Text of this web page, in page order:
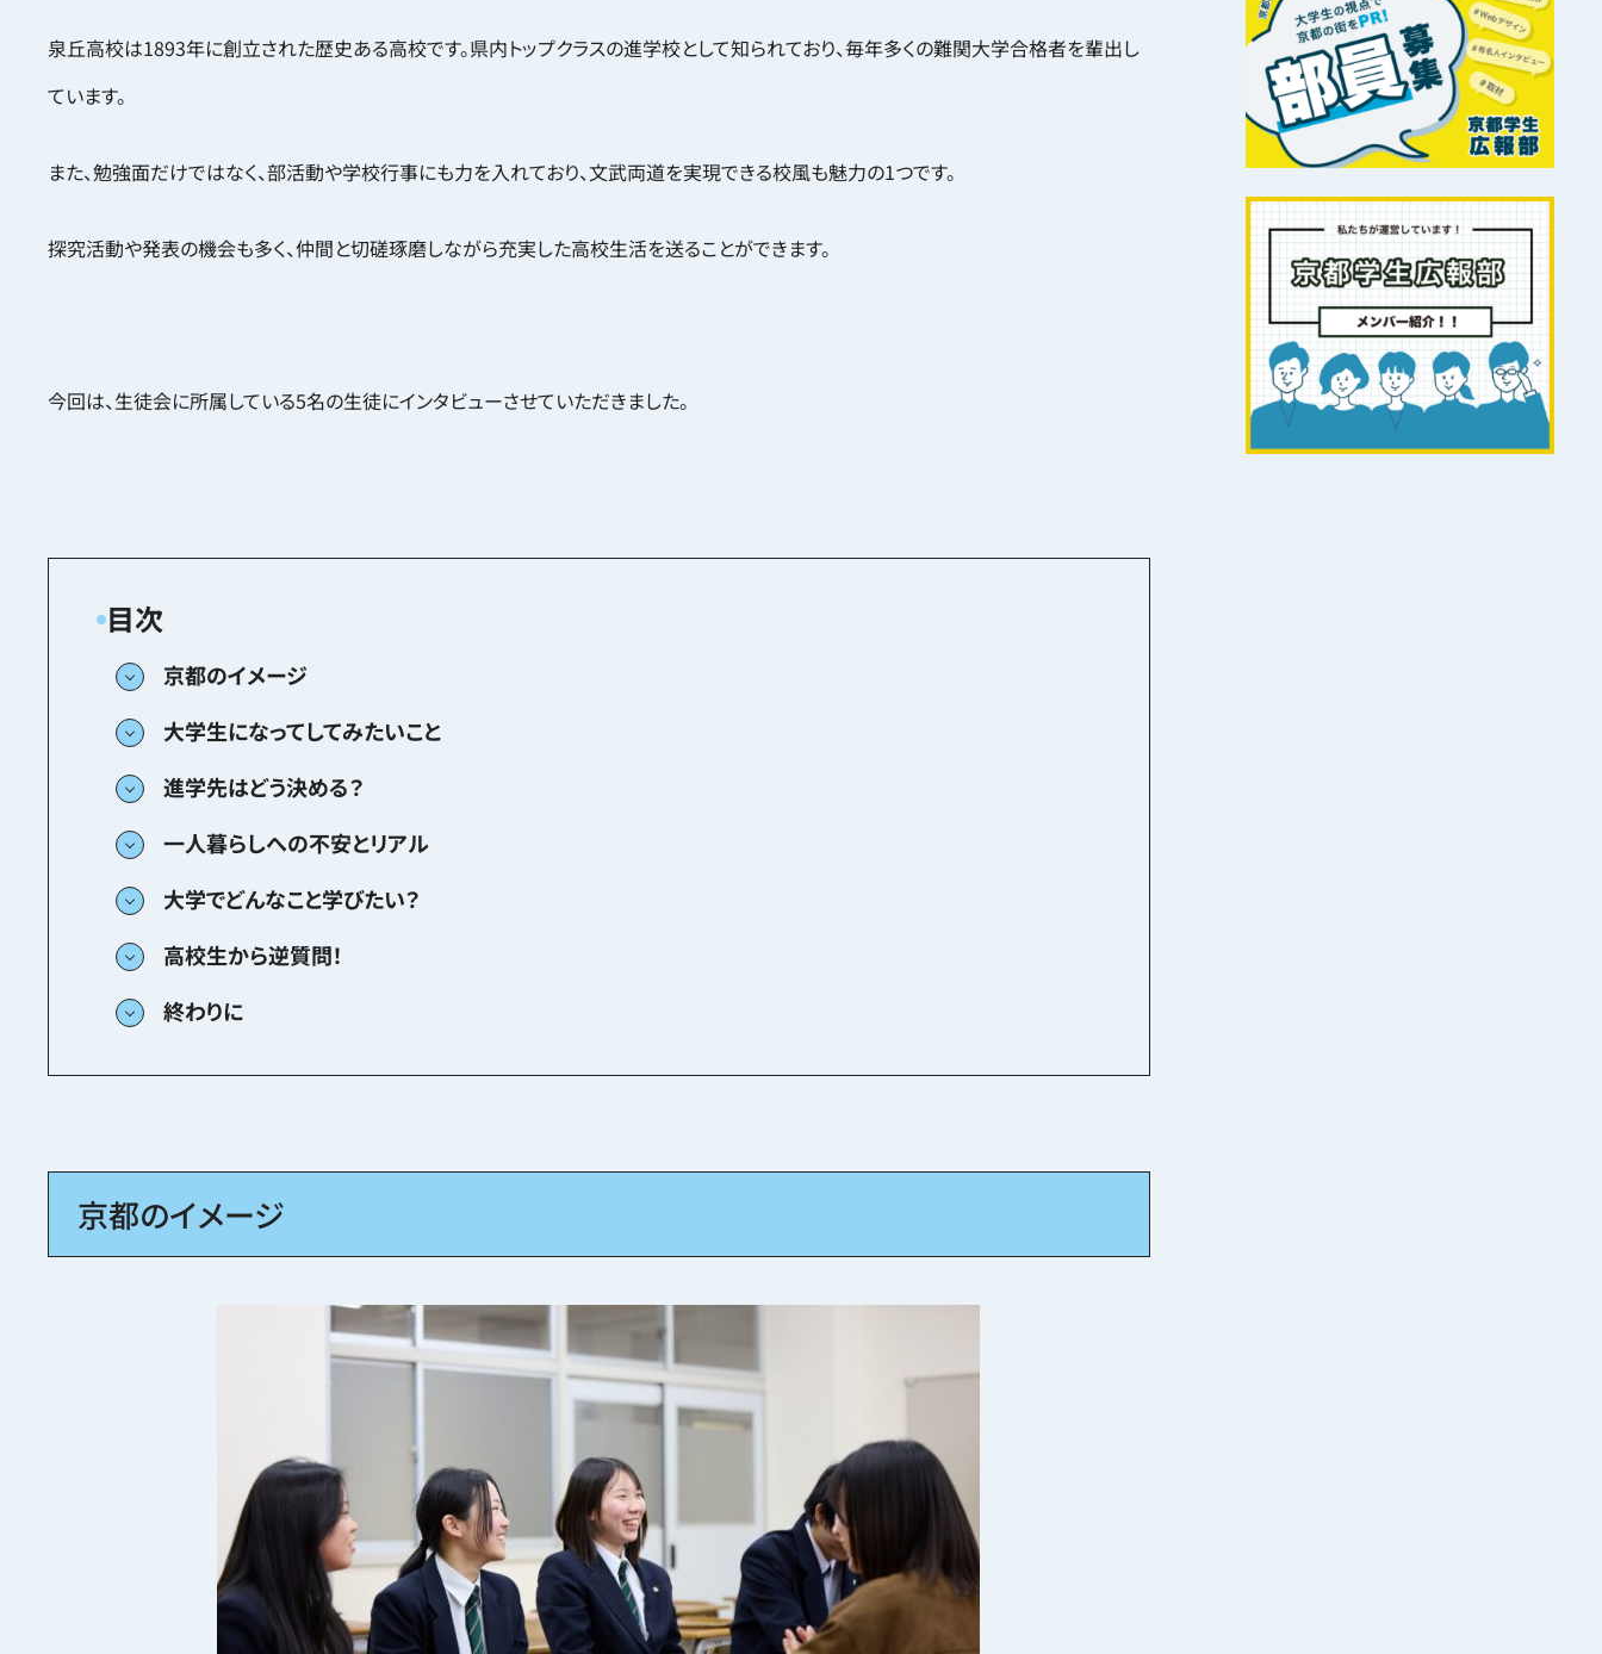
プロジェクトを立ち上げました。進学の悩みや
大学生活に関する疑問、京都のイメージな
泉丘高校は1893年に創立された歴史ある高校です。県内トップクラスの進学校として知られており、毎年多くの難関大学合格者を輩出し
ています。
また、勉強面だけではなく、部活動や学校行事にも力を入れており、文武両道を実現できる校風も魅力の1つです。
探究活動や発表の機会も多く、仲間と切磋琢磨しながら充実した高校生活を送ることができます。
今回は、生徒会に所属している5名の生徒にインタビューさせていただきました。
京都のイメージ
大学生になってしてみたいこと
進学先はどう決める？
一人暮らしへの不安とリアル
大学でどんなこと学びたい？
高校生から逆質問！
終わりに
京都のイメージ